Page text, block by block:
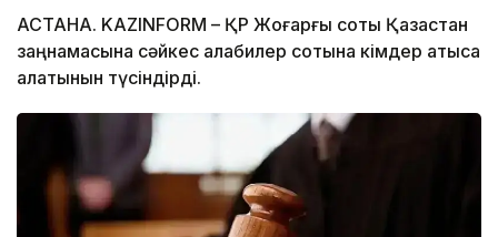
АСТАНА. KAZINFORM – ҚР Жоғарғы соты Қазақстан
заңнамасына сәйкес алқабилер сотына кімдер қатыса
алатынын түсіндірді.